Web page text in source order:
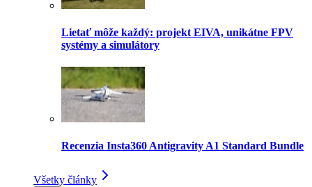
Lietať môže každý: projekt EIVA, unikátne FPV
systémy a simulátory
Recenzia Insta360 Antigravity A1 Standard Bundle
Všetky články